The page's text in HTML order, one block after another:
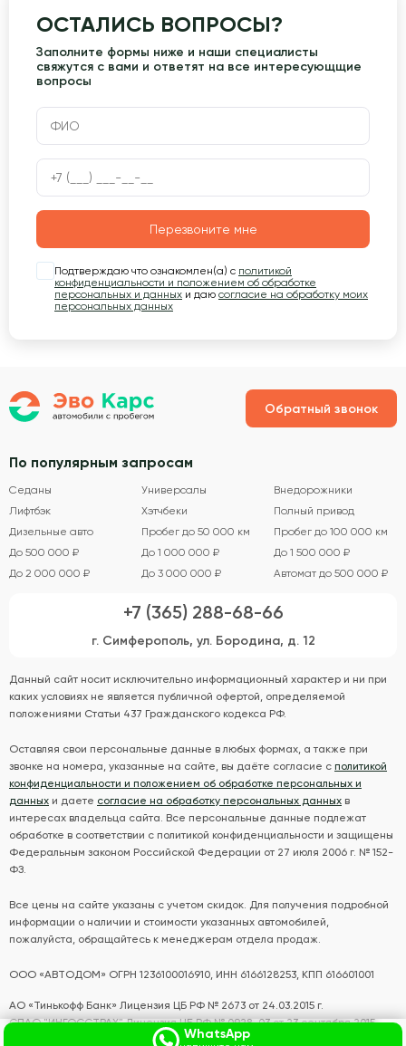
ОСТАЛИСЬ ВОПРОСЫ?
Заполните формы ниже и наши специалисты
свяжутся с вами и ответят на все интересующщие
вопросы
Перезвоните мне
Подтверждаю что ознакомлен(а) с политикой
конфиденциальности и положением об обработке
персональных и данных и даю согласие на обработку моих
персональных данных
Обратный звонок
По популярным запросам
Седаны Универсалы
Внедорожники
Лифтбэк
Хэтчбеки
Полный привод
Дизельные авто
Пробег до 50 000 км
Пробег до 100 000 км
До 500 000 ₽
До 1 000 000 ₽
До 1 500 000 ₽
До 2 000 000 ₽
До 3 000 000 ₽ Автомат до 500 000 ₽
+7 (365) 288-68-66
г. Симферополь, ул. Бородина, д. 12
Данный сайт носит исключительно информационный характер и ни при
каких условиях не является публичной офертой, определяемой
положениями Статьи 437 Гражданского кодекса РФ.
Оставляя свои персональные данные в любых формах, а также при
звонке на номера, указанные на сайте, вы даёте согласие с политикой
конфиденциальности и положением об обработке персональных и
данных и даете согласие на обработку персональных данных в
интересах владельца сайта. Все персональные данные подлежат
обработке в соответствии с политикой конфиденциальности и защищены
Федеральным законом Российской Федерации от 27 июля 2006 г. № 152-
ФЗ.
Все цены на сайте указаны с учетом скидок. Для получения подробной
информации о наличии и стоимости указанных автомобилей,
пожалуйста, обращайтесь к менеджерам отдела продаж.
ООО «АВТОДОМ» ОГРН 1236100016910, ИНН 6166128253, КПП 616601001
АО «Тинькофф Банк» Лицензия ЦБ РФ № 2673 от 24.03.2015 г.
СПАО "ИНГОССТРАХ" Лицензия ЦБ РФ № 0928-03 от 23 сентября 2015
WhatsApp